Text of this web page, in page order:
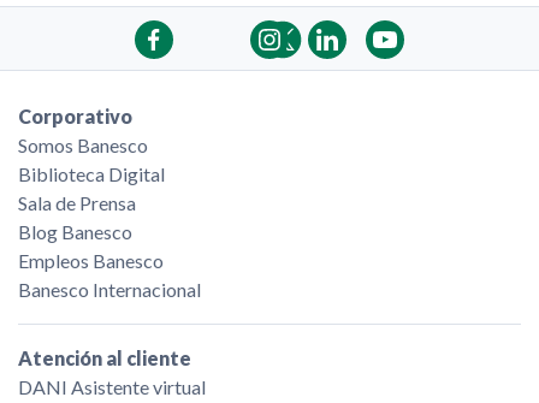
Corporativo
Somos Banesco
Biblioteca Digital
Sala de Prensa
Blog Banesco
Empleos Banesco
Banesco Internacional
Atención al cliente
DANI Asistente virtual